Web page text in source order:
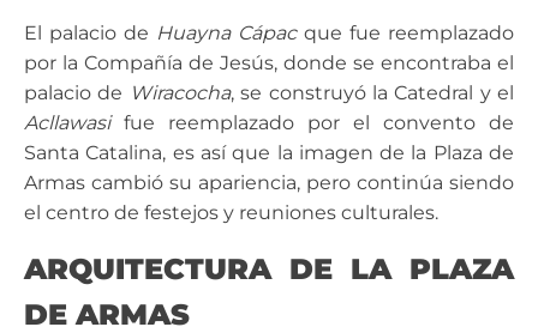
El palacio de Huayna Cápacque fue reemplazado
por la Compañía de Jesús, donde se encontraba el
palacio de Wiracocha, se construyó la Catedral y el
Acllawasifue reemplazado por el convento de
Santa Catalina, es así que la imagen de la Plaza de
Armas cambió su apariencia, pero continúa siendo
el centro de festejos y reuniones culturales.
ARQUITECTURA DE LA PLAZA
DE ARMAS